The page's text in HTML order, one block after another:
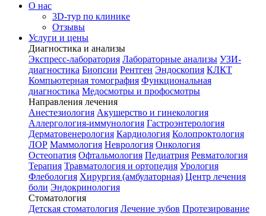
О нас
3D-тур по клинике
Отзывы
Услуги и цены
Диагностика и анализы
Экспресс-лаборатория Лабораторные анализы УЗИ-
диагностика Биопсии Рентген Эндоскопия КЛКТ
Компьютерная томография Функциональная
диагностика Медосмотры и профосмотры
Направления лечения
Анестезиология Акушерство и гинекология
Аллергология-иммунология Гастроэнтерология
Дерматовенерология Кардиология Колопроктология
ЛОР Маммология Неврология Онкология
Остеопатия Офтальмология Педиатрия Ревматология
Терапия Травматология и ортопедия Урология
Флебология Хирургия (амбулаторная) Центр лечения
боли Эндокринология
Стоматология
Детская стоматология Лечение зубов Протезирование